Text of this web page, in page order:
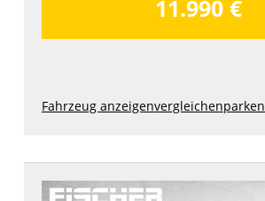
11.990 €
Fahrzeug anzeigenvergleichenparken